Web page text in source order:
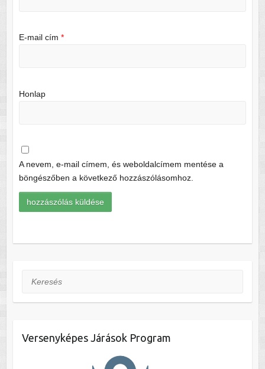
E-mail cím *
Honlap
A nevem, e-mail címem, és weboldalcímem mentése a
böngészőben a következő hozzászólásomhoz.
Keresés
Versenyképes Járások Program